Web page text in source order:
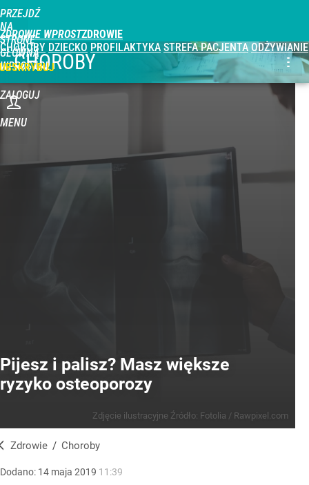
PRZEJDŹ
NA
STRONĘ
GŁÓWNĄ
WPROST.PL
ZDROWIE WPROST
CHOROBY DZIECKO PROFILAKTYKA STREFA PACJENTA ODŻYWIANIE
ZALOGUJ
MENU
CHOROBY
Pijesz i palisz? Masz większe
ryzyko osteoporozy
Zdjęcie ilustracyjne Źródło: Fotolia / Rawpixel.com
Zdrowie / Choroby
Dodano: 14 maja 2019 11:39